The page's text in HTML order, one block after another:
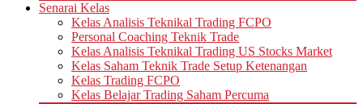
Senarai Kelas
Kelas Analisis Teknikal Trading FCPO
Personal Coaching Teknik Trade
Kelas Analisis Teknikal Trading US Stocks Market
Kelas Saham Teknik Trade Setup Ketenangan
Kelas Trading FCPO
Kelas Belajar Trading Saham Percuma